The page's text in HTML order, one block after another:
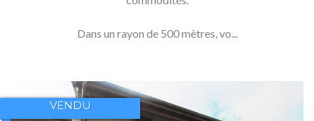
Dans un rayon de 500 mètres, vo...
VENDU